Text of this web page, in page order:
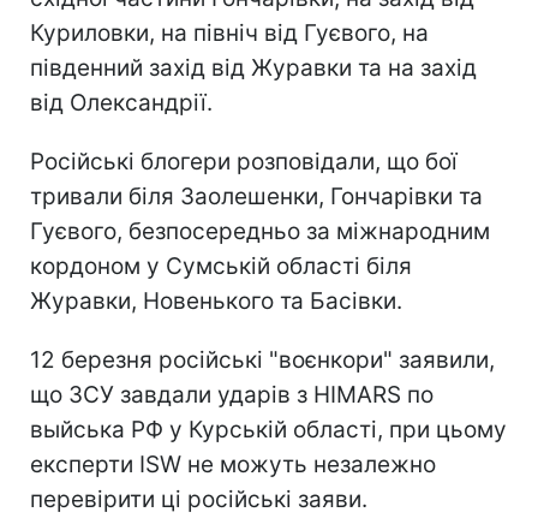
Куриловки, на північ від Гуєвого, на
південний захід від Журавки та на захід
від Олександрії.
Російські блогери розповідали, що бої
тривали біля Заолешенки, Гончарівки та
Гуєвого, безпосередньо за міжнародним
кордоном у Сумській області біля
Журавки, Новенького та Басівки.
12 березня російські "воєнкори" заявили,
що ЗСУ завдали ударів з HIMARS по
выйська РФ у Курській області, при цьому
експерти ISW не можуть незалежно
перевірити ці російські заяви.